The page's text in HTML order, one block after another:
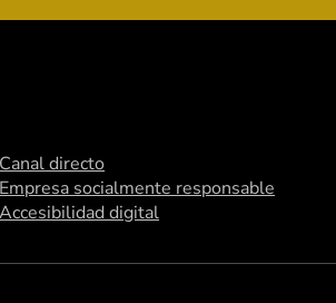
Canal directo
Empresa socialmente responsable
Accesibilidad digital